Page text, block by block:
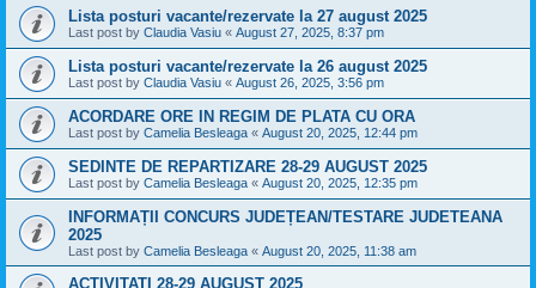
Lista posturi vacante/rezervate la 27 august 2025
Last post by Claudia Vasiu « August 27, 2025, 8:37 pm
Lista posturi vacante/rezervate la 26 august 2025
Last post by Claudia Vasiu « August 26, 2025, 3:56 pm
ACORDARE ORE IN REGIM DE PLATA CU ORA
Last post by Camelia Besleaga « August 20, 2025, 12:44 pm
SEDINTE DE REPARTIZARE 28-29 AUGUST 2025
Last post by Camelia Besleaga « August 20, 2025, 12:35 pm
INFORMAȚII CONCURS JUDEȚEAN/TESTARE JUDETEANA
2025
Last post by Camelia Besleaga « August 20, 2025, 11:38 am
ACTIVITATI 28-29 AUGUST 2025